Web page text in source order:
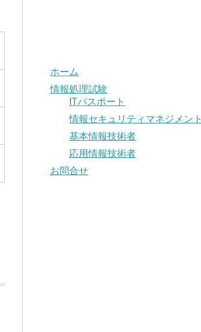
ホーム
情報処理試験
ITパスポート
情報セキュリティマネジメント
基本情報技術者
応用情報技術者
お問合せ